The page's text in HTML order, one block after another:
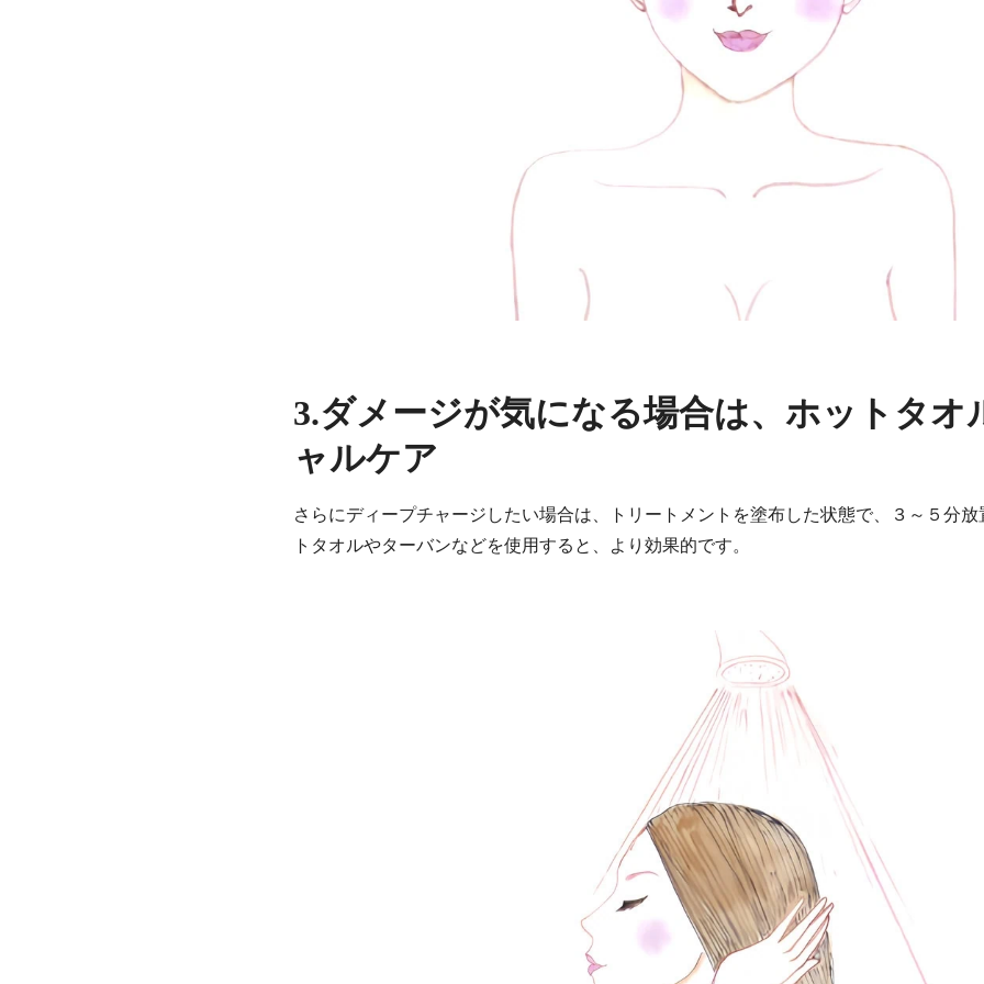
3.ダメージが気になる場合は、ホットタオ
ャルケア
さらにディープチャージしたい場合は、トリートメントを塗布した状態で、３～５分
トタオルやターバンなどを使用すると、より効果的です。